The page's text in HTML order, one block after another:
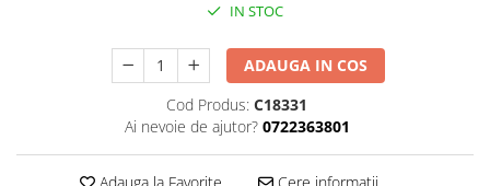
Deodorante si antiperspirante
Lotiuni si creme de corp
IN STOC
ADAUGA IN COS
Cod Produs: C18331
Ai nevoie de ajutor? 0722363801